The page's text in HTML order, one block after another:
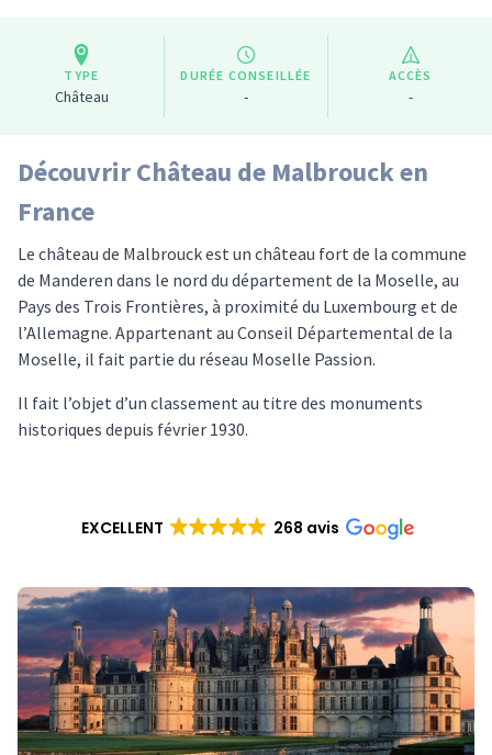
TYPE
Château
DURÉE CONSEILLÉE
-
ACCÈS
-
Découvrir Château de Malbrouck en
France
Le château de Malbrouck est un château fort de la commune
de Manderen dans le nord du département de la Moselle, au
Pays des Trois Frontières, à proximité du Luxembourg et de
l’Allemagne. Appartenant au Conseil Départemental de la
Moselle, il fait partie du réseau Moselle Passion.
Il fait l’objet d’un classement au titre des monuments
historiques depuis février 1930.
EXCELLENT 268 avis